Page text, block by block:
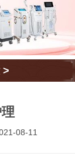
>
08-11